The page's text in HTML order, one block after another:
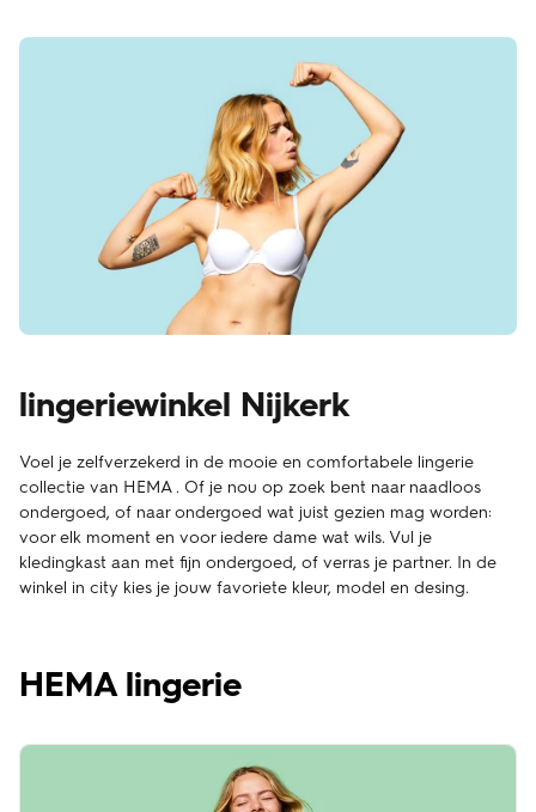
lingeriewinkel Nijkerk
Voel je zelfverzekerd in de mooie en comfortabele lingerie
collectie van HEMA . Of je nou op zoek bent naar naadloos
ondergoed, of naar ondergoed wat juist gezien mag worden:
voor elk moment en voor iedere dame wat wils. Vul je
kledingkast aan met fijn ondergoed, of verras je partner. In de
winkel in city kies je jouw favoriete kleur, model en desing.
HEMA lingerie